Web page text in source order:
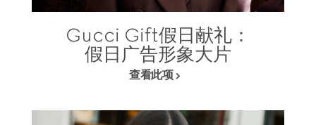
Gucci Gift假日献礼：
假日广告形象大片
查看此项